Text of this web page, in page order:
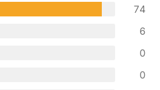
74
6
0
0